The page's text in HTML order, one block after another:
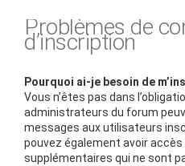
Problèmes de
d’inscription
Pourquoi ai-je besoin de
Vous n’êtes pas dans
administrateurs du forum
messages aux utilisateurs
pouvez également avoir
supplémentaires qui ne sont